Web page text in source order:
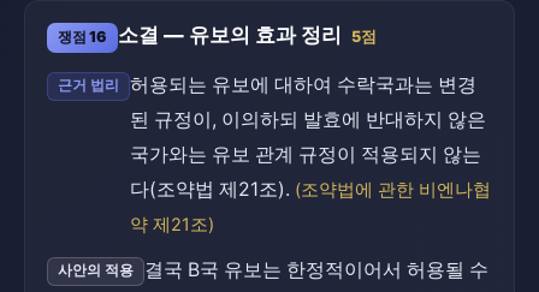
쟁점 16 소결 — 유보의 효과 정리 5점
근거 법리
허용되는 유보에 대하여 수락국과는 변경
된 규정이, 이의하되 발효에 반대하지 않은
국가와는 유보 관계 규정이 적용되지 않는
다(조약법 제21조). (조약법에 관한 비엔나협
약 제21조)
사안의 적용
결국 B국 유보는 한정적이어서 허용될 수